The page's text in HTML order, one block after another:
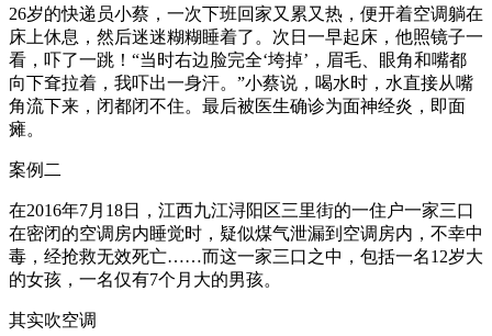
26岁的快递员小蔡，一次下班回家又累又热，便开着空调躺在
床上休息，然后迷迷糊糊睡着了。次日一早起床，他照镜子一
看，吓了一跳！“当时右边脸完全‘垮掉’，眉毛、眼角和嘴都
向下耷拉着，我吓出一身汗。”小蔡说，喝水时，水直接从嘴
角流下来，闭都闭不住。最后被医生确诊为面神经炎，即面
瘫。
案例二
在2016年7月18日，江西九江浔阳区三里街的一住户一家三口
在密闭的空调房内睡觉时，疑似煤气泄漏到空调房内，不幸中
毒，经抢救无效死亡……而这一家三口之中，包括一名12岁大
的女孩，一名仅有7个月大的男孩。
其实吹空调